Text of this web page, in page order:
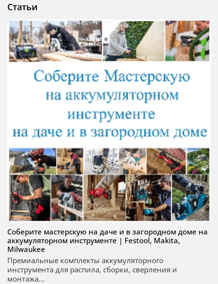
Статьи
Соберите мастерскую на даче и в загородном доме на
аккумуляторном инструменте | Festool, Makita,
Milwaukee
Премиальные комплекты аккумуляторного
инструмента для распила, сборки, сверления и
монтажа...